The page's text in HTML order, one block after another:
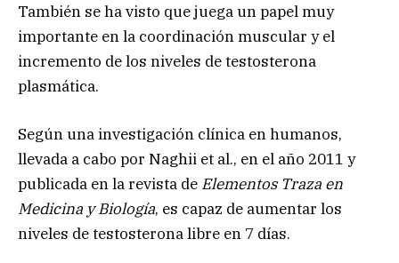
También se ha visto que juega un papel muy
importante en la coordinación muscular y el
incremento de los niveles de testosterona
plasmática.
Según una investigación clínica en humanos,
llevada a cabo por Naghii et al., en el año 2011 y
publicada en la revista de Elementos Traza en
Medicina y Biología, es capaz de aumentar los
niveles de testosterona libre en 7 días.